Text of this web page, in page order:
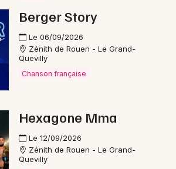
Berger Story
Le 06/09/2026
Zénith de Rouen - Le Grand-
Quevilly
Chanson française
Hexagone Mma
Le 12/09/2026
Zénith de Rouen - Le Grand-
Quevilly